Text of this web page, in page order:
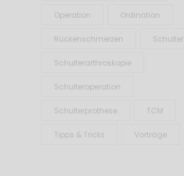
Operation Ordination
Rückenschmerzen Schulter
Schulterarthroskopie
Schulteroperation
Schulterprothese TCM
Tipps & Tricks Vorträge